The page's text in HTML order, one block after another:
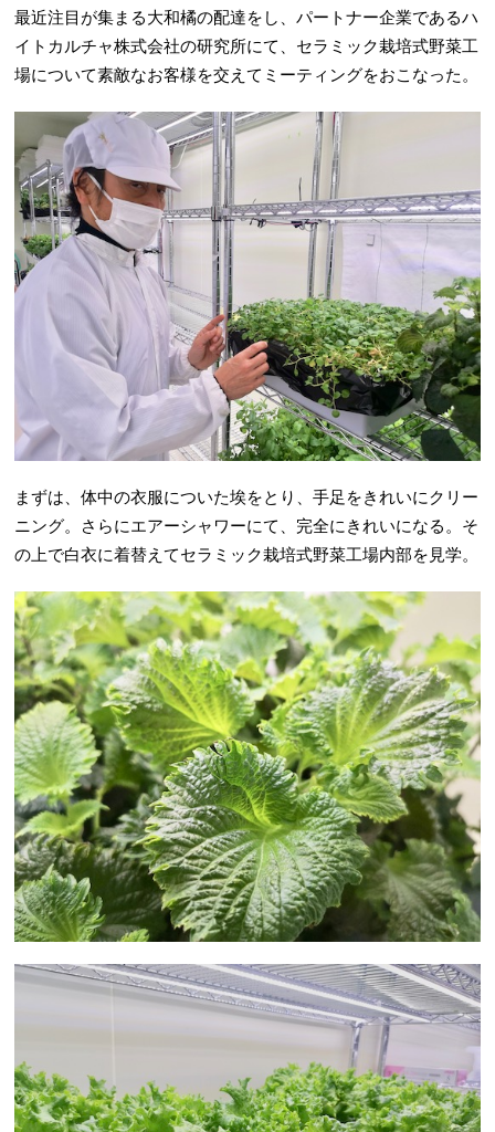
最近注目が集まる大和橘の配達をし、パートナー企業であるハ
イトカルチャ株式会社の研究所にて、セラミック栽培式野菜工
場について素敵なお客様を交えてミーティングをおこなった。
まずは、体中の衣服についた埃をとり、手足をきれいにクリー
ニング。さらにエアーシャワーにて、完全にきれいになる。そ
の上で白衣に着替えてセラミック栽培式野菜工場内部を見学。